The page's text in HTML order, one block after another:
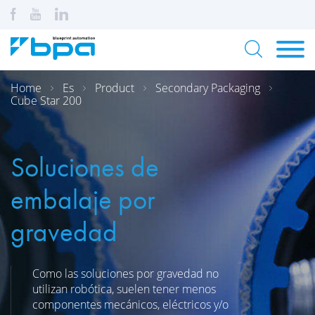
Home Es Product
Secondary Packaging
Cube Star 200
Soluciones de
embalaje por
gravedad
Como las soluciones por gravedad no
utilizan robótica, suelen tener menos
componentes mecánicos, eléctricos y/o